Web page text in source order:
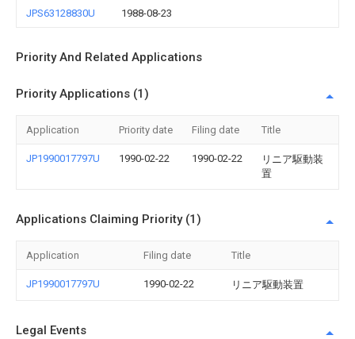
JPS63128830U 1988-08-23
Priority And Related Applications
Priority Applications (1)
Application Priority date Filing date Title
JP1990017797U 1990-02-22 1990-02-22
リニア駆動装
置
Applications Claiming Priority (1)
Application Filing date Title
JP1990017797U 1990-02-22 リニア駆動装置
Legal Events